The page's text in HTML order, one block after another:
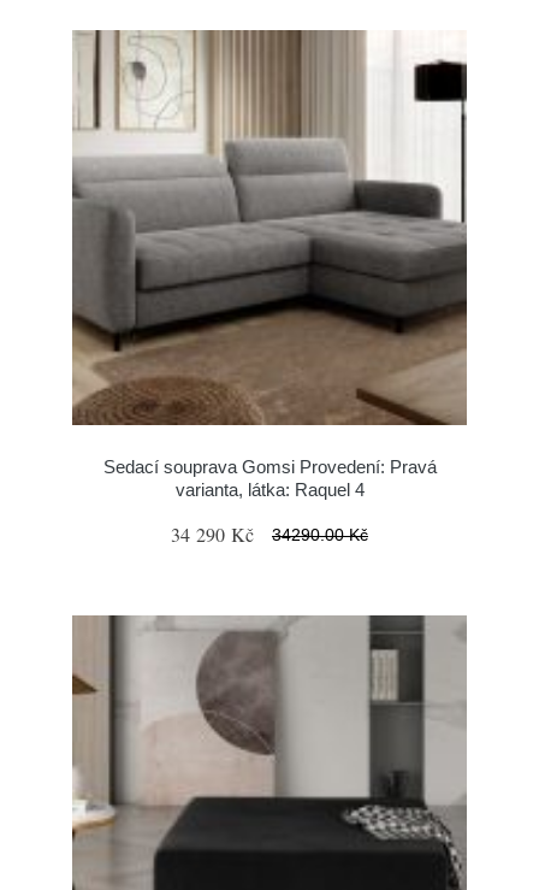
Sedací souprava Gomsi Provedení: Pravá
varianta, látka: Raquel 4
34 290 Kč 34290.00 Kč